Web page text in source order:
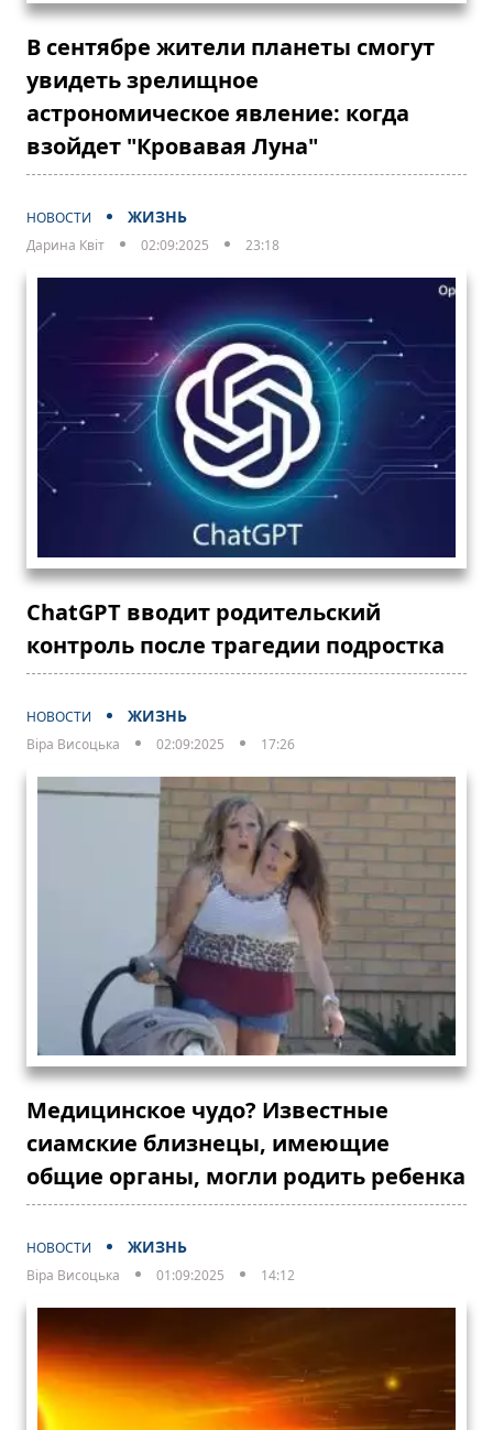
В сентябре жители планеты смогут
увидеть зрелищное
астрономическое явление: когда
взойдет "Кровавая Луна"
НОВОСТИ ЖИЗНЬ
Дарина Квіт 02:09:2025 23:18
ChatGPT вводит родительский
контроль после трагедии подростка
НОВОСТИ ЖИЗНЬ
Віра Висоцька 02:09:2025 17:26
Медицинское чудо? Известные
сиамские близнецы, имеющие
общие органы, могли родить ребенка
НОВОСТИ ЖИЗНЬ
Віра Висоцька 01:09:2025 14:12